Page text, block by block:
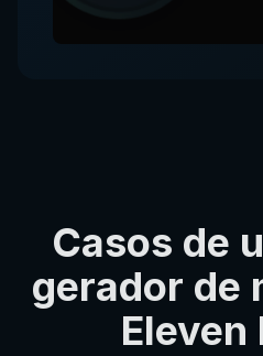
Casos de
gerador de
Eleven